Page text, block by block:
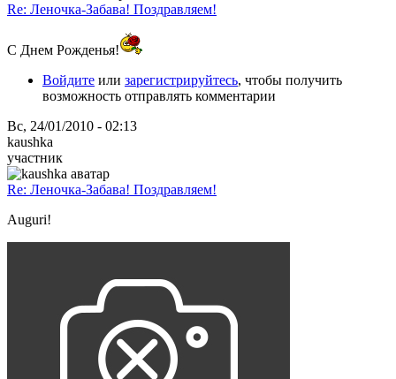
Re: Леночка-Забава! Поздравляем!
С Днем Рожденья!
Войдите или зарегистрируйтесь, чтобы получить
возможность отправлять комментарии
Вс, 24/01/2010 - 02:13
kaushka
участник
Re: Леночка-Забава! Поздравляем!
Auguri!